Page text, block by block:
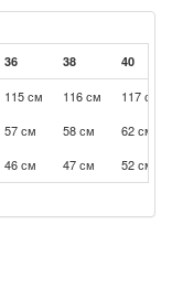
36 38 40
115 см 116 см
117 см
57 см 58 см
62 см
46 см 47 см 52 см